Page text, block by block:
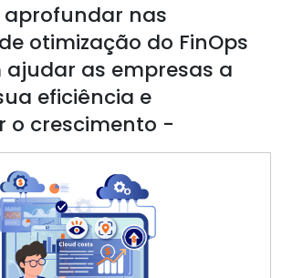
aprofundar nas
otimização do FinOps
ajudar as empresas a
eficiência e
o crescimento -